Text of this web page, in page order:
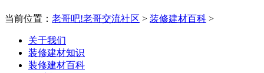
当前位置： 老哥吧!老哥交流社区 > 装修建材百科 >
关于我们
装修建材知识
装修建材百科